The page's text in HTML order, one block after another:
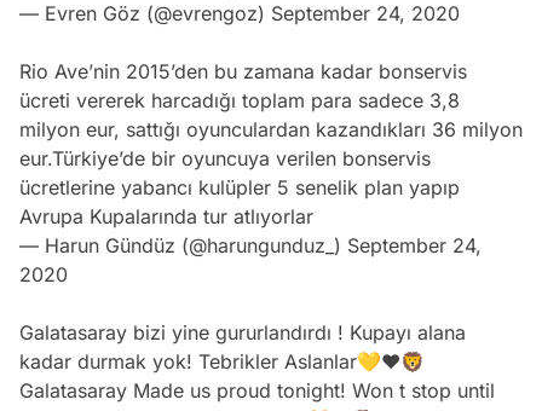
— Evren Göz (@evrengoz) September 24, 2020
Rio Ave’nin 2015’den bu zamana kadar bonservis
ücreti vererek harcadığı toplam para sadece 3,8
milyon eur, sattığı oyunculardan kazandıkları 36 milyon
eur.Türkiye’de bir oyuncuya verilen bonservis
ücretlerine yabancı kulüpler 5 senelik plan yapıp
Avrupa Kupalarında tur atlıyorlar
— Harun Gündüz (@harungunduz_) September 24,
2020
Galatasaray bizi yine gururlandırdı ! Kupayı alana
kadar durmak yok! Tebrikler Aslanlar💛❤️🦁
Galatasaray Made us proud tonight! Won t stop until